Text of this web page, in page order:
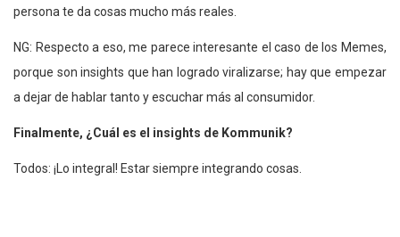
persona te da cosas mucho más reales.
NG: Respecto a eso, me parece interesante el caso de los Memes,
porque son insights que han logrado viralizarse; hay que empezar
a dejar de hablar tanto y escuchar más al consumidor.
Finalmente, ¿Cuál es el insights de Kommunik?
Todos: ¡Lo integral! Estar siempre integrando cosas.